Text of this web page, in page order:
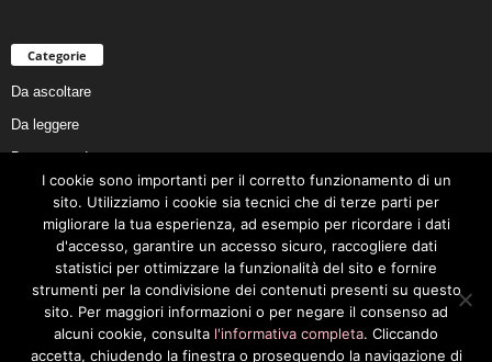
Categorie
Da ascoltare
Da leggere
Da non perdere
Da conoscere
Da preservare
Da vivere
Cookie Policy
I cookie sono importanti per il corretto funzionamento di un
sito. Utilizziamo i cookie sia tecnici che di terze parti per
migliorare la tua esperienza, ad esempio per ricordare i dati
d'accesso, garantire un accesso sicuro, raccogliere dati
statistici per ottimizzare la funzionalità del sito e fornire
strumenti per la condivisione dei contenuti presenti su questo
sito. Per maggiori informazioni o per negare il consenso ad
alcuni cookie, consulta l'informativa completa. Cliccando
accetta, chiudendo la finestra o proseguendo la navigazione di